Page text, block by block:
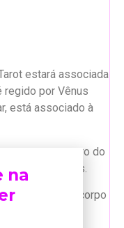
estará associada
regido por Vênus
está associado à
como: centro do
bexiga, rins.
partes do corpo
na